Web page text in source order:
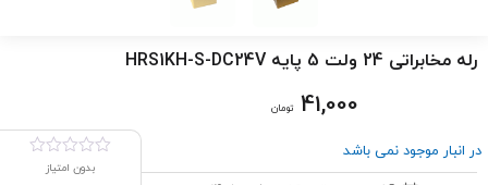
رله مخابراتی 24 ولت 5 پایه HRS1KH-S-DC24V
41,000 تومان
در انبار موجود نمی باشد
بدون امتیاز